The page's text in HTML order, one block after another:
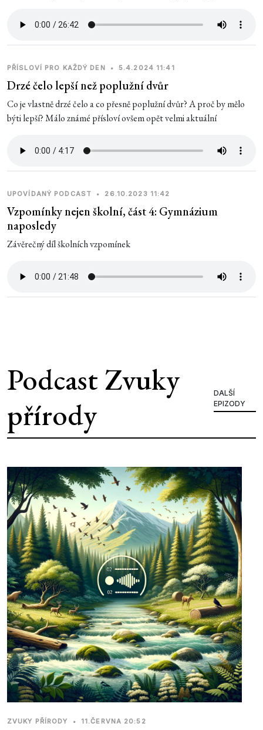
PŘÍSLOVÍ PRO KAŽDÝ DEN • 5.4.2024 11:41
Drzé čelo lepší než poplužní dvůr
Co je vlastně drzé čelo a co přesně poplužní dvůr? A proč by mělo
býti lepší? Málo známé přísloví ovšem opět velmi aktuální
UPOVÍDANÝ PODCAST • 26.10.2023 11:42
Vzpomínky nejen školní, část 4: Gymnázium
naposledy
Závěrečný díl školních vzpomínek
Podcast Zvuky
přírody
DALŠÍ
EPIZODY
ZVUKY PŘÍRODY • 11.ČERVNA 20:52